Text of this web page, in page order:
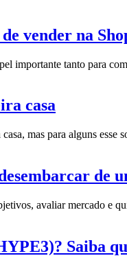
vender na
importante tanto para
casa
mas para alguns
de
avaliar mercado
Saiba